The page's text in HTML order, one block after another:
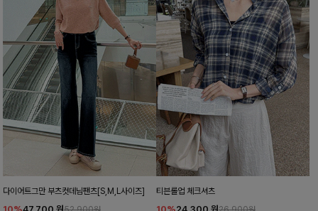
다이어트그만 부츠컷데님팬츠[S,M,L사이즈] 티븐롤업 체크셔츠